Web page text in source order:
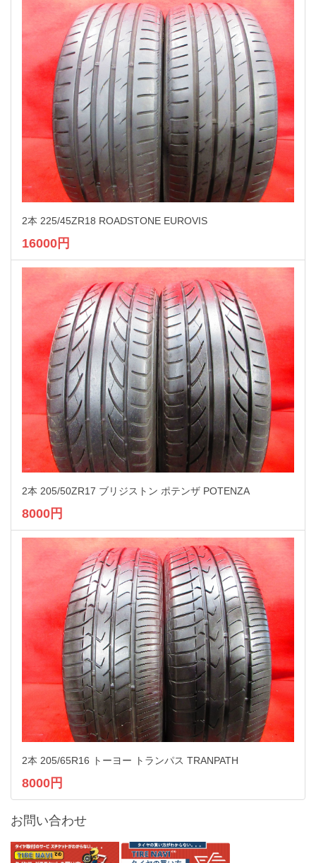
2本 225/45ZR18 ROADSTONE EUROVIS
16000円
2本 205/50ZR17 ブリジストン ポテンザ POTENZA
8000円
2本 205/65R16 トーヨー トランパス TRANPATH
8000円
お問い合わせ